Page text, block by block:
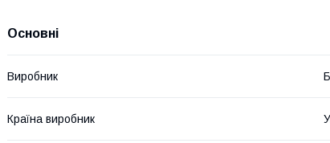
Основні
Виробник
Країна виробник